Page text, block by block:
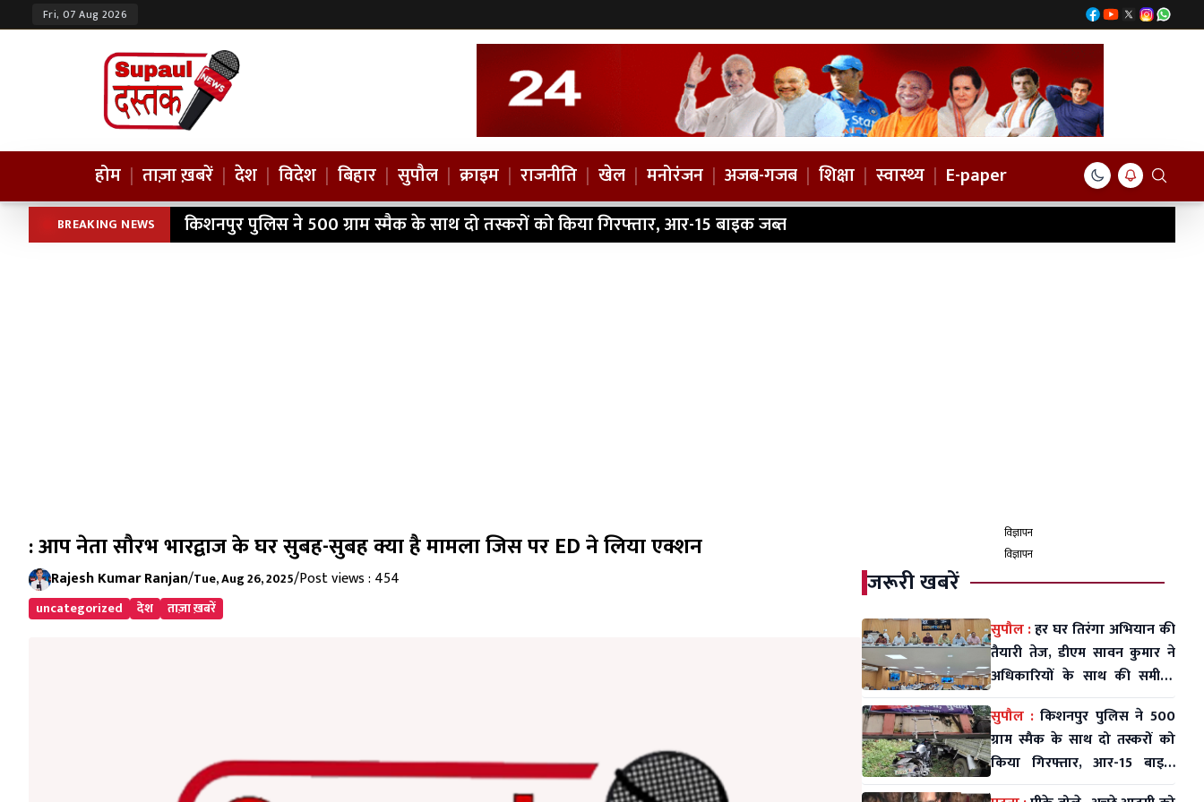
Fri, 07 Aug 2026
होम | ताज़ा ख़बरें | देश | विदेश | बिहार | सुपौल | क्राइम | राजनीति | खेल | मनोरंजन | अजब-गजब | शिक्षा | स्वास्थ्य | E-paper
BREAKING NEWS किशनपुर पुलिस ने 500 ग्राम स्मैक के साथ दो तस्करों को किया गिरफ्तार, आर-15 बाइक जब्त
: आप नेता सौरभ भारद्वाज के घर सुबह-सुबह क्या है मामला जिस पर ED ने लिया एक्शन
Rajesh Kumar Ranjan/Tue, Aug 26, 2025/Post views : 454
uncategorized देश ताज़ा ख़बरें
विज्ञापन
विज्ञापन
जरूरी खबरें
सुपौल :हर घर तिरंगा अभियान की
तैयारी तेज, डीएम सावन कुमार ने
अधिकारियों के साथ की समीक्षा
बैठक
सुपौल : किशनपुर पुलिस ने 500
ग्राम स्मैक के साथ दो तस्करों को
किया गिरफ्तार, आर-15 बाइक
जब्त